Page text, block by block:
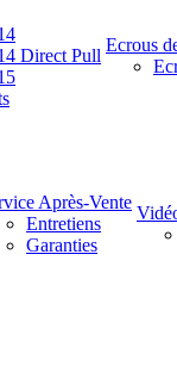
Direct Pull
Ecrous
Après-Vente
Entretiens
Garanties